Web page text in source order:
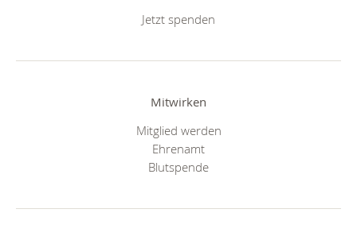
Jetzt spenden
Mitwirken
Mitglied werden
Ehrenamt
Blutspende